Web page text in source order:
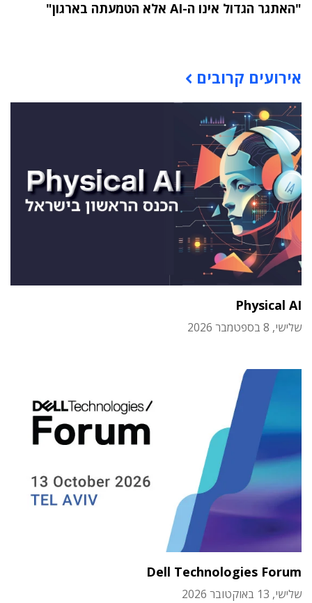
"האתגר הגדול אינו ה-AI אלא הטמעתה בארגון"
אירועים קרובים
Physical AI
שלישי, 8 בספטמבר 2026
Dell Technologies Forum
שלישי, 13 באוקטובר 2026